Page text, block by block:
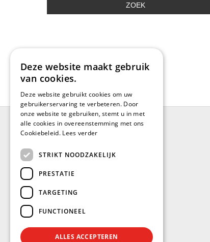
ZOEK
(Industrieterrein: De Blauwe Toren)
Fax: +32(0)50/32.04.11
Deze website maakt gebruik
van cookies.
Deze website gebruikt cookies om uw
gebruikerservaring te verbeteren. Door
onze website te gebruiken, stemt u in met
alle cookies in overeenstemming met ons
Cookiebeleid. Lees verder
STRIKT NOODZAKELIJK
PRESTATIE
TARGETING
FUNCTIONEEL
ALLES ACCEPTEREN